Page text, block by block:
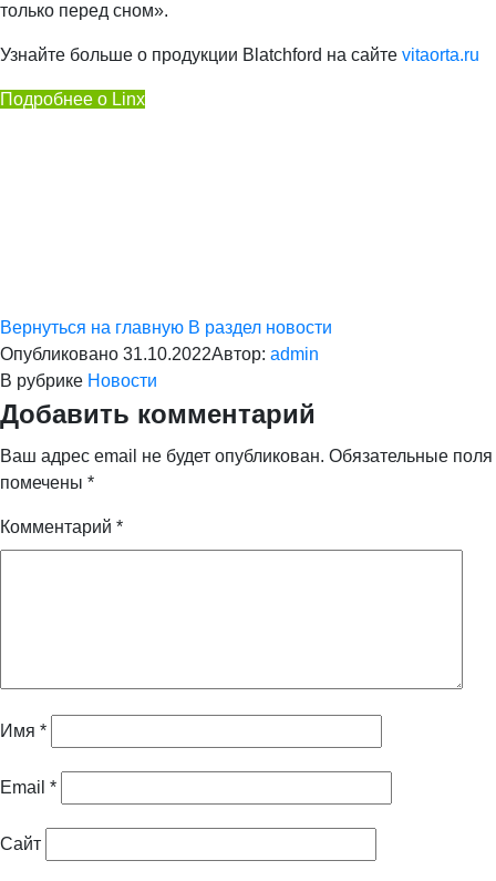
только перед сном».
Узнайте больше о продукции Blatchford на сайте vitaorta.ru
Подробнее о Linx
Вернуться на главную В раздел новости
Опубликовано 31.10.2022Автор: admin
В рубрике Новости
Добавить комментарий
Ваш адрес email не будет опубликован. Обязательные поля
помечены *
Комментарий *
Имя *
Email *
Сайт